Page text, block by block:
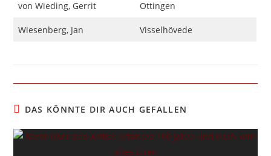
von Wieding, Gerrit Ottingen
Wiesenberg, Jan Visselhövede
DAS KÖNNTE DIR AUCH GEFALLEN